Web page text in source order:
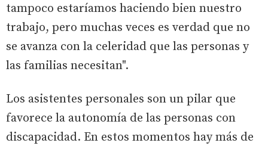
tampoco estaríamos haciendo bien nuestro
trabajo, pero muchas veces es verdad que no
se avanza con la celeridad que las personas y
las familias necesitan".
Los asistentes personales son un pilar que
favorece la autonomía de las personas con
discapacidad. En estos momentos hay más de